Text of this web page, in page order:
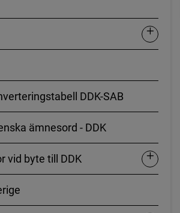
verteringstabe DDK-SAB
nska ämnesord - DDK
rvid byte ti DDK
rige